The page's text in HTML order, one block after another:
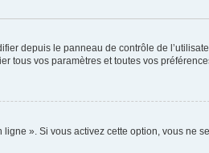
depuis le panneau de contrôle de
tous vos paramètres et toutes vos
». Si vous activez cette option, vous ne